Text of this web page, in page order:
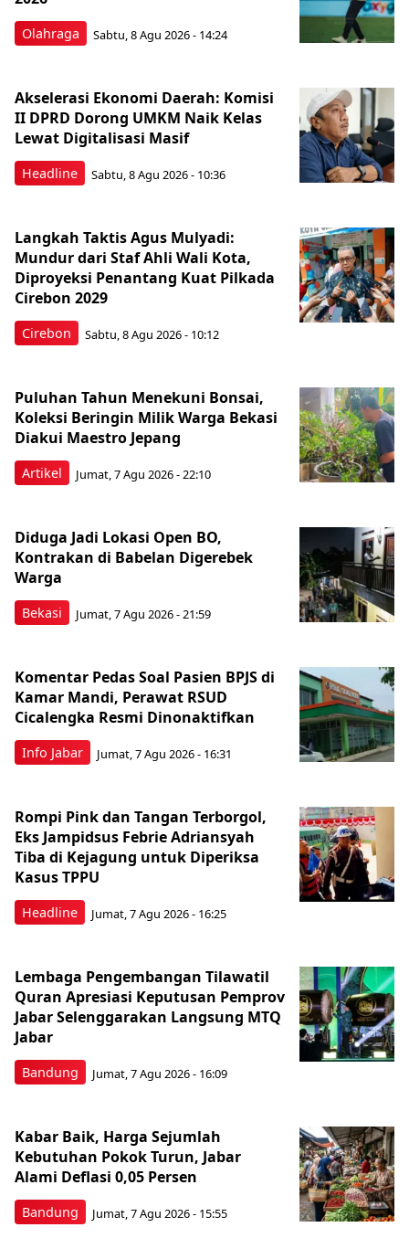
Olahraga Sabtu, 8 Agu 2026 - 14:24
Headline
Akselerasi Ekonomi Daerah: Komisi
II DPRD Dorong UMKM Naik Kelas
Lewat Digitalisasi Masif
Sabtu, 8 Agu 2026 - 10:36
Cirebon
Langkah Taktis Agus Mulyadi:
Mundur dari Staf Ahli Wali Kota,
Diproyeksi Penantang Kuat Pilkada
Cirebon 2029
Sabtu, 8 Agu 2026 - 10:12
Artikel
Puluhan Tahun Menekuni Bonsai,
Koleksi Beringin Milik Warga Bekasi
Diakui Maestro Jepang
Jumat, 7 Agu 2026 - 22:10
Bekasi
Diduga Jadi Lokasi Open BO,
Kontrakan di Babelan Digerebek
Warga
Jumat, 7 Agu 2026 - 21:59
Info Jabar
Komentar Pedas Soal Pasien BPJS di
Kamar Mandi, Perawat RSUD
Cicalengka Resmi Dinonaktifkan
Jumat, 7 Agu 2026 - 16:31
Headline
Rompi Pink dan Tangan Terborgol,
Eks Jampidsus Febrie Adriansyah
Tiba di Kejagung untuk Diperiksa
Kasus TPPU
Jumat, 7 Agu 2026 - 16:25
Bandung
Lembaga Pengembangan Tilawatil
Quran Apresiasi Keputusan Pemprov
Jabar Selenggarakan Langsung MTQ
Jabar
Jumat, 7 Agu 2026 - 16:09
Bandung
Kabar Baik, Harga Sejumlah
Kebutuhan Pokok Turun, Jabar
Alami Deflasi 0,05 Persen
Jumat, 7 Agu 2026 - 15:55